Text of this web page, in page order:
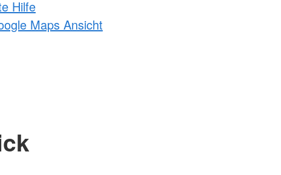
Hilfe
Maps Ansicht